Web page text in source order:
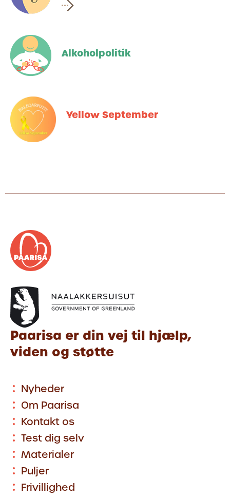
Alkoholpolitik
Yellow September
Paarisa er din vej til hjælp,
viden og støtte
Nyheder
Om Paarisa
Kontakt os
Test dig selv
Materialer
Puljer
Frivillighed